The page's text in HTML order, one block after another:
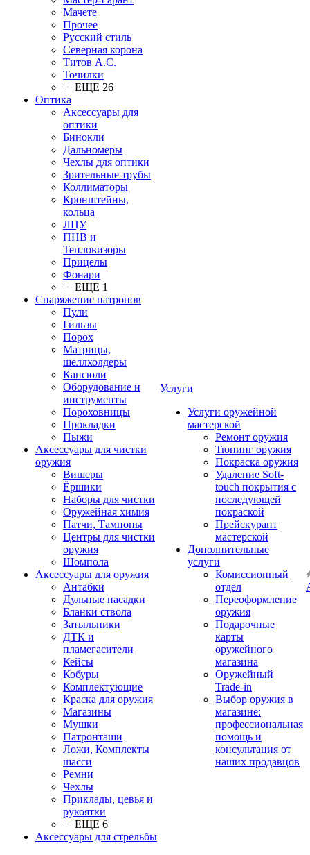
Мачете
Прочее
Русский стиль
Северная корона
Титов А.С.
Точилки
+ ЕЩЕ 26
Оптика
Аксессуары для
оптики
Бинокли
Дальномеры
Чехлы для оптики
Зрительные трубы
Коллиматоры
Кронштейны,
кольца
ЛЦУ
ПНВ и
Тепловизоры
Прицелы
Фонари
+ ЕЩЕ 1
Снаряжение патронов
Пули
Гильзы
Порох
Матрицы,
шеллхолдеры
Капсюли
Оборудование и
инструменты
Пороховницы
Прокладки
Пыжи
Аксессуары для чистки
оружия
Вишеры
Ёршики
Наборы для чистки
Оружейная химия
Патчи, Тампоны
Центры для чистки
оружия
Шомпола
Аксессуары для оружия
Антабки
Дульные насадки
Бланки ствола
Затыльники
ДТК и
пламегасители
Кейсы
Кобуры
Комплектующие
Краска для оружия
Магазины
Мушки
Патронташи
Ложи, Комплекты
шасси
Ремни
Чехлы
Приклады, цевья и
рукоятки
+ ЕЩЕ 6
Аксессуары для стрельбы
Услуги
Услуги оружейной
мастерской
Ремонт оружия
Тюнинг оружия
Покраска оружия
Удаление Soft-
touch покрытия с
последующей
покраской
Прейскурант
мастерской
Дополнительные
услуги
Комиссионный
отдел
Переоформление
оружия
Подарочные
карты
оружейного
магазина
Оружейный
Trade-in
Выбор оружия в
магазине:
профессиональная
помощь и
консультация от
наших продавцов